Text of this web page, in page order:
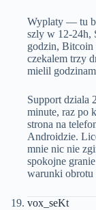
Wyplaty — tu
szly w 12-24h,
godzin, Bitcoin
czekalem trzy
mielil
Support dziala
minute, raz po
strona na
Androidzie.
mnie nic nie
spokojne
warunki obrotu
vox_seKt